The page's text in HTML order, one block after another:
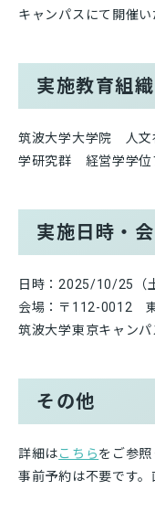
キャンパスにて開催い
実施教育組織
筑波大学大学院 人文
学研究群 経営学学位
実施日時・
日時：2025/10/25（
会場：〒112-0012
筑波大学東京キャンパ
その他
詳細はこちらをご参照
事前予約は不要です。